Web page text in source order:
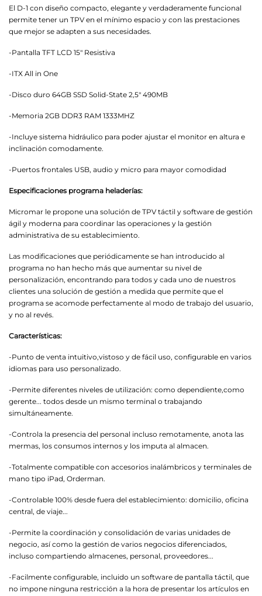
El D-1 con diseño compacto, elegante y verdaderamente funcional
permite tener un TPV en el mínimo espacio y con las prestaciones
que mejor se adapten a sus necesidades.
-Pantalla TFT LCD 15" Resistiva
-ITX All in One
-Disco duro 64GB SSD Solid-State 2,5" 490MB
-Memoria 2GB DDR3 RAM 1333MHZ
-Incluye sistema hidráulico para poder ajustar el monitor en altura e
inclinación comodamente.
-Puertos frontales USB, audio y micro para mayor comodidad
Especificaciones programa heladerías:
Micromar le propone una solución de TPV táctil y software de gestión
ágil y moderna para coordinar las operaciones y la gestión
administrativa de su establecimiento.
Las modificaciones que periódicamente se han introducido al
programa no han hecho más que aumentar su nivel de
personalización, encontrando para todos y cada uno de nuestros
clientes una solución de gestión a medida que permite que el
programa se acomode perfectamente al modo de trabajo del usuario,
y no al revés.
Características:
-Punto de venta intuitivo,vistoso y de fácil uso, configurable en varios
idiomas para uso personalizado.
-Permite diferentes niveles de utilización: como dependiente,como
gerente... todos desde un mismo terminal o trabajando
simultáneamente.
-Controla la presencia del personal incluso remotamente, anota las
mermas, los consumos internos y los imputa al almacen.
-Totalmente compatible con accesorios inalámbricos y terminales de
mano tipo iPad, Orderman.
-Controlable 100% desde fuera del establecimiento: domicilio, oficina
central, de viaje...
-Permite la coordinación y consolidación de varias unidades de
negocio, así como la gestión de varios negocios diferenciados,
incluso compartiendo almacenes, personal, proveedores...
-Facilmente configurable, incluido un software de pantalla táctil, que
no impone ninguna restricción a la hora de presentar los artículos en